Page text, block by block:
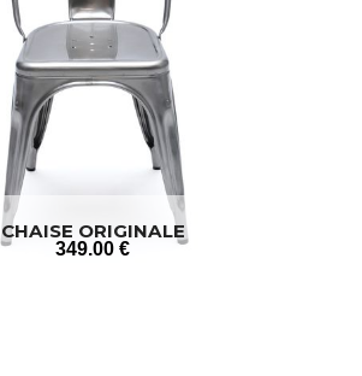
CHAISE ORIGINALE
349.00 €